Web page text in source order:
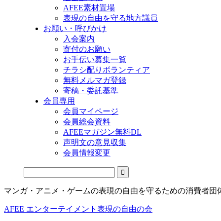
AFEE素材置場
表現の自由を守る地方議員
お願い・呼びかけ
入会案内
寄付のお願い
お手伝い募集一覧
チラシ配りボランティア
無料メルマガ登録
寄稿・委託基準
会員専用
会員マイページ
会員総会資料
AFEEマガジン無料DL
声明文の意見収集
会員情報変更
マンガ・アニメ・ゲームの表現の自由を守るための消費者団
AFEE エンターテイメント表現の自由の会